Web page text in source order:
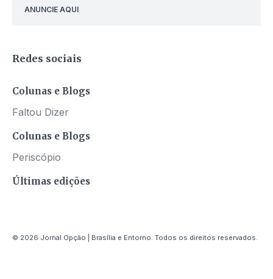
ANUNCIE AQUI
Redes sociais
Colunas e Blogs
Faltou Dizer
Colunas e Blogs
Periscópio
Últimas edições
© 2026 Jornal Opção | Brasília e Entorno. Todos os direitos reservados.